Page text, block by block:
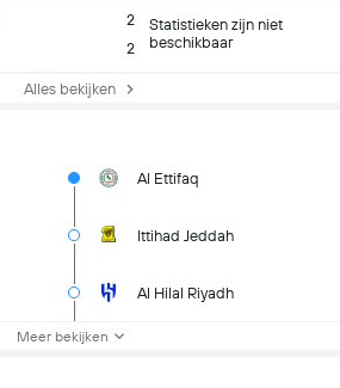
2
2
Statistieken zijn niet
beschikbaar
Alles bekijken
Al Ettifaq
Ittihad Jeddah
Al Hilal Riyadh
Meer bekijken